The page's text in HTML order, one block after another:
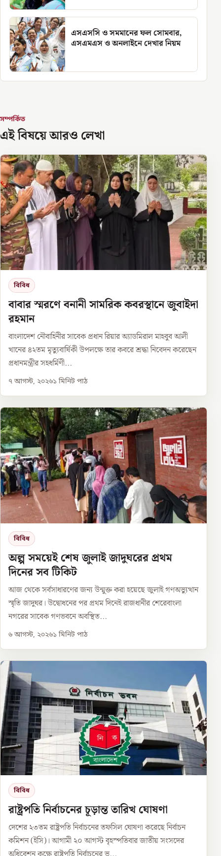
এসএসসি ও সমমানের ফল সোমবার,
এসএমএস ও অনলাইনে দেখার নিয়ম
সম্পর্কিত
এই বিষয়ে আরও লেখা
বিবিধ
বাবার স্মরণে বনানী সামরিক কবরস্থানে জুবাইদা
রহমান
বাংলাদেশ নৌবাহিনীর সাবেক প্রধান রিয়ার অ্যাডমিরাল মাহবুব আলী
খানের ৪২তম মৃত্যুবার্ষিকী উপলক্ষে তার কবরে শ্রদ্ধা নিবেদন করেছেন
প্রধানমন্ত্রীর সহধর্মিণী...
৭ আগস্ট, ২০২৬১ মিনিট পাঠ
বিবিধ
অল্প সময়েই শেষ জুলাই জাদুঘরের প্রথম
দিনের সব টিকিট
আজ থেকে সর্বসাধারণের জন্য উন্মুক্ত করা হয়েছে জুলাই গণঅভ্যুত্থান
স্মৃতি জাদুঘর। উদ্বোধনের পর প্রথম দিনেই রাজধানীর শেরেবাংলা
নগরের সাবেক গণভবনে অবস্থিত...
৬ আগস্ট, ২০২৬১ মিনিট পাঠ
বিবিধ
রাষ্ট্রপতি নির্বাচনের চূড়ান্ত তারিখ ঘোষণা
দেশের ২৩তম রাষ্ট্রপতি নির্বাচনের তফসিল ঘোষণা করেছে নির্বাচন
কমিশন (ইসি)। আগামী ২০ আগস্ট বৃহস্পতিবার জাতীয় সংসদের